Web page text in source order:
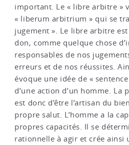
important. Le « libre arbitre »
« liberum arbitrium » qui se
jugement ». Le libre arbitre
don, comme quelque chose
responsables de nos
erreurs et de nos réussites.
évoque une idée de «
d’une action d’un homme. La
est donc d’être l’artisan du
propre salut. L’homme a la
propres capacités. Il se
rationnelle à agir et crée ainsi